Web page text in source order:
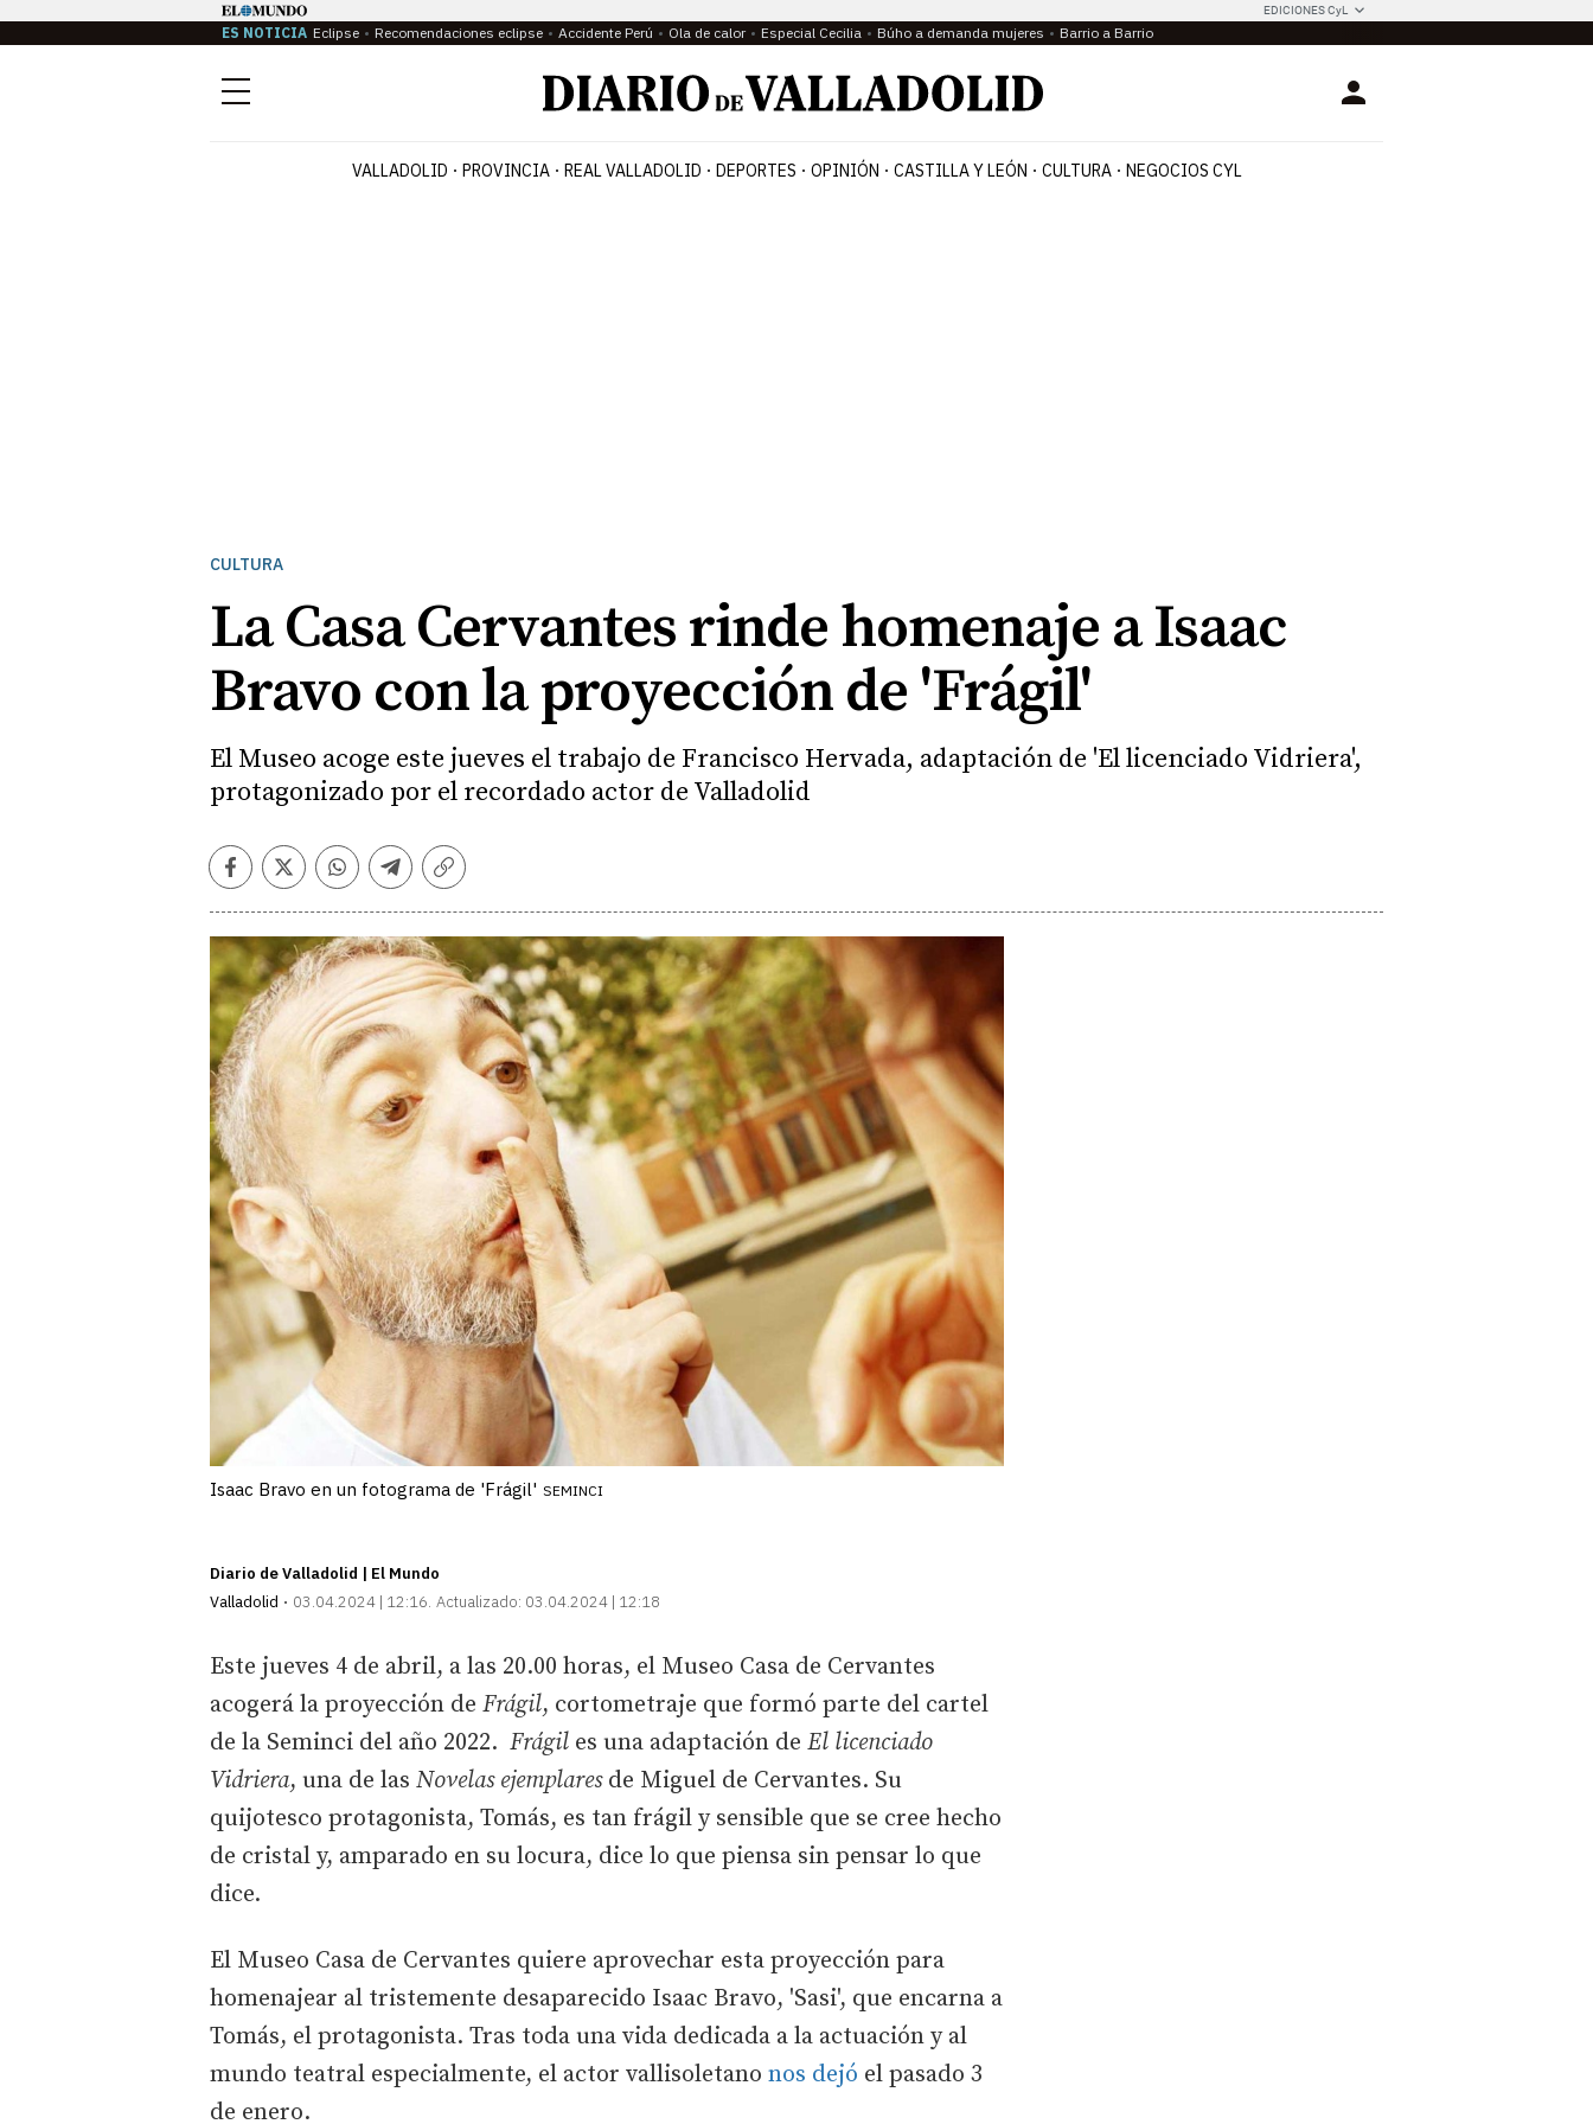
EDICIONES CyL
ES NOTICIA Eclipse Recomendaciones eclipse Accidente Perú Ola de calor Especial Cecilia Búho a demanda mujeres Barrio a Barrio
Menú Login
VALLADOLID PROVINCIA REAL VALLADOLID DEPORTES OPINIÓN CASTILLA Y LEÓN CULTURA NEGOCIOS CYL
CULTURA
La Casa Cervantes rinde homenaje a Isaac
Bravo con la proyección de 'Frágil'
El Museo acoge este jueves el trabajo de Francisco Hervada, adaptación de 'El licenciado Vidriera',
protagonizado por el recordado actor de Valladolid
Facebook
TwitterWhatsapp
Telegram
Copiar
Isaac Bravo en un fotograma de 'Frágil' SEMINCI
Diario de Valladolid | El Mundo
Valladolid
03.04.2024 | 12:16 Actualizado: 03.04.2024 | 12:18
Este jueves 4 de abril, a las 20.00 horas, el Museo Casa de Cervantes
acogerá la proyección de Frágil, cortometraje que formó parte del cartel
de la Seminci del año 2022. Frágil es una adaptación de El licenciado
Vidriera, una de las Novelas ejemplaresde Miguel de Cervantes. Su
quijotesco protagonista, Tomás, es tan frágil y sensible que se cree hecho
de cristal y, amparado en su locura, dice lo que piensa sin pensar lo que
dice.
El Museo Casa de Cervantes quiere aprovechar esta proyección para
homenajear al tristemente desaparecido Isaac Bravo, 'Sasi', que encarna a
Tomás, el protagonista. Tras toda una vida dedicada a la actuación y al
mundo teatral especialmente, el actor vallisoletano nos dejó el pasado 3
de enero.